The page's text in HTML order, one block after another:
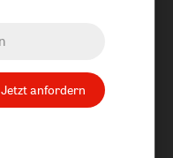
Jetzt anfordern